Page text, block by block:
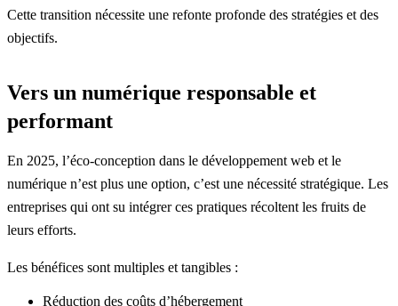
Cette transition nécessite une refonte profonde des stratégies et des
objectifs.
Vers un numérique responsable et
performant
En 2025, l’éco-conception dans le développement web et le
numérique n’est plus une option, c’est une nécessité stratégique. Les
entreprises qui ont su intégrer ces pratiques récoltent les fruits de
leurs efforts.
Les bénéfices sont multiples et tangibles :
Réduction des coûts d’hébergement